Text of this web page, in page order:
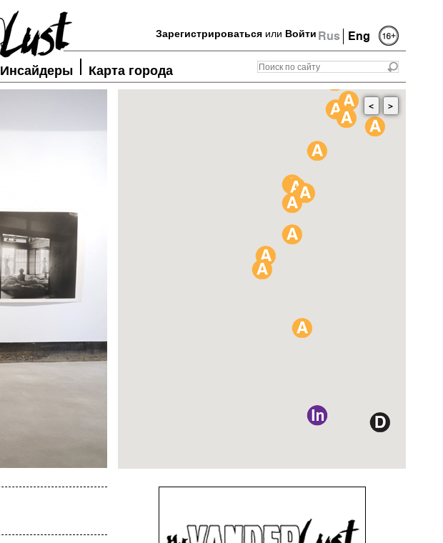
Rus Eng
Зарегистрироваться или Войти
Инсайдеры Карта города
< >